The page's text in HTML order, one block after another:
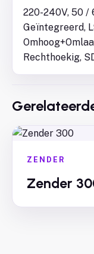
220-240V, 50 /
Geïntegreerd,
Rechthoekig,
ZENDER
Zender